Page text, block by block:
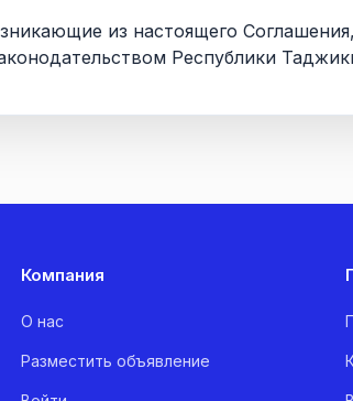
из настоящего
Республики
Компания
О нас
Разместить объявление